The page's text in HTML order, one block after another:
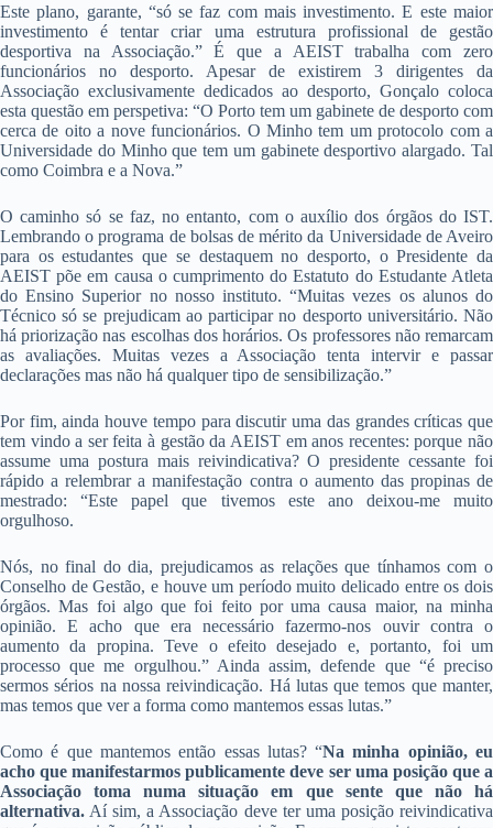
Este plano, garante, “só se faz com mais investimento. E este maior
investimento é tentar criar uma estrutura profissional de gestão
desportiva na Associação.” É que a AEIST trabalha com zero
funcionários no desporto. Apesar de existirem 3 dirigentes da
Associação exclusivamente dedicados ao desporto, Gonçalo coloca
esta questão em perspetiva: “O Porto tem um gabinete de desporto com
cerca de oito a nove funcionários. O Minho tem um protocolo com a
Universidade do Minho que tem um gabinete desportivo alargado. Tal
como Coimbra e a Nova.”
O caminho só se faz, no entanto, com o auxílio dos órgãos do IST.
Lembrando o programa de bolsas de mérito da Universidade de Aveiro
para os estudantes que se destaquem no desporto, o Presidente da
AEIST põe em causa o cumprimento do Estatuto do Estudante Atleta
do Ensino Superior no nosso instituto. “Muitas vezes os alunos do
Técnico só se prejudicam ao participar no desporto universitário. Não
há priorização nas escolhas dos horários. Os professores não remarcam
as avaliações. Muitas vezes a Associação tenta intervir e passar
declarações mas não há qualquer tipo de sensibilização.”
Por fim, ainda houve tempo para discutir uma das grandes críticas que
tem vindo a ser feita à gestão da AEIST em anos recentes: porque não
assume uma postura mais reivindicativa? O presidente cessante foi
rápido a relembrar a manifestação contra o aumento das propinas de
mestrado: “Este papel que tivemos este ano deixou-me muito
orgulhoso.
Nós, no final do dia, prejudicamos as relações que tínhamos com o
Conselho de Gestão, e houve um período muito delicado entre os dois
órgãos. Mas foi algo que foi feito por uma causa maior, na minha
opinião. E acho que era necessário fazermo-nos ouvir contra o
aumento da propina. Teve o efeito desejado e, portanto, foi um
processo que me orgulhou.” Ainda assim, defende que “é preciso
sermos sérios na nossa reivindicação. Há lutas que temos que manter,
mas temos que ver a forma como mantemos essas lutas.”
Como é que mantemos então essas lutas? “Na minha opinião, eu
acho que manifestarmos publicamente deve ser uma posição que a
Associação toma numa situação em que sente que não há
alternativa. Aí sim, a Associação deve ter uma posição reivindicativa